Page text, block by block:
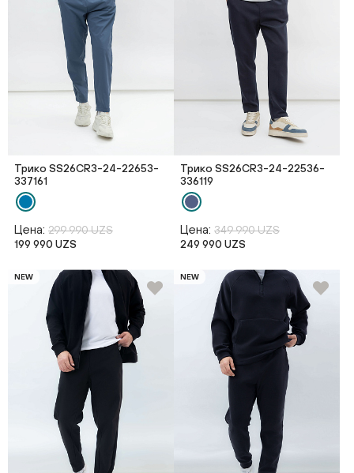
Трико SS26CR3-24-22653-
337161
Цена: 299 990 UZS
199 990 UZS
Трико SS26CR3-24-22536-
336119
Цена: 349 990 UZS
249 990 UZS
NEW NEW